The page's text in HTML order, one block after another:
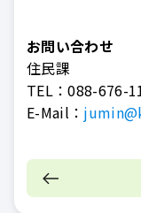
お問い合わせ
住民課
TEL：088-676-
E-Mail：